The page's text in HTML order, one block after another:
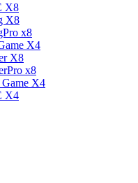
X8
X8
x8
X4
X8
x8
X4
X4